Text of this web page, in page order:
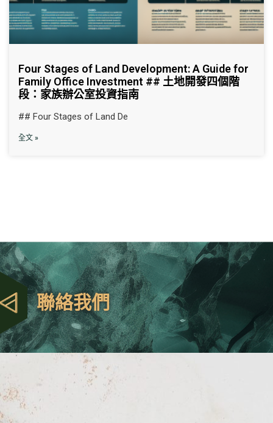
Four Stages of Land Development: A Guide for
Family Office Investment ## 土地開發四個階
段：家族辦公室投資指南
## Four Stages of Land De
全文 »
聯絡我們